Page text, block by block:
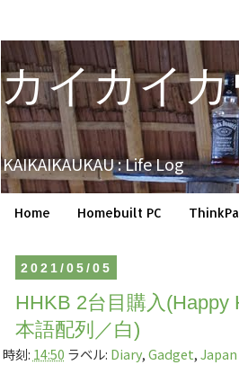
カイカイ
KAIKAIKAUKAU : Life Log
Home Homebuilt PC
2021/05/05
HHKB 2台目購入(Happy
本語配列／白)
時刻: 14:50 ラベル: Diary,Gadget,Japan